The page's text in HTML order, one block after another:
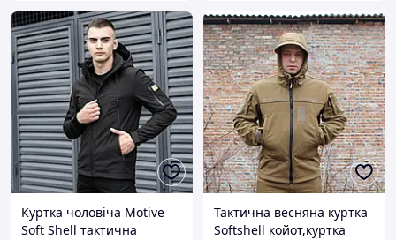
Куртка чоловіча Motive
Soft Shell тактична
Тактична весняна куртка
Softshell койот,куртка